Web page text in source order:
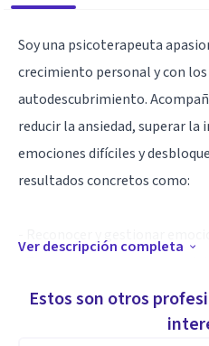
Soy una psicoterapeuta
crecimiento personal y con los
autodescubrimiento.
reducir la ansiedad, superar la
emociones difíciles y
resultados concretos como:
- Establecer límites sin culpa
- Encontrar motivación y
Ver descripción completa
Estos son otros